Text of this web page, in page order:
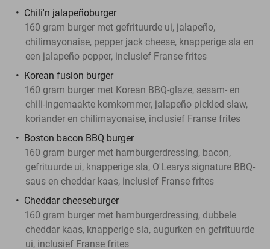
Chili'n jalapeñoburger
160 gram burger met gefrituurde ui, jalapeño,
chilimayonaise, pepper jack cheese, knapperige sla en
een jalapeño popper, inclusief Franse frites
Korean fusion burger
160 gram burger met Korean BBQ-glaze, sesam- en
chili-ingemaakte komkommer, jalapeño pickled slaw,
koriander en chilimayonaise, inclusief Franse frites
Boston bacon BBQ burger
160 gram burger met hamburgerdressing, bacon,
gefrituurde ui, knapperige sla, O'Learys signature BBQ-
saus en cheddar kaas, inclusief Franse frites
Cheddar cheeseburger
160 gram burger met hamburgerdressing, dubbele
cheddar kaas, knapperige sla, augurken en gefrituurde
ui, inclusief Franse frites